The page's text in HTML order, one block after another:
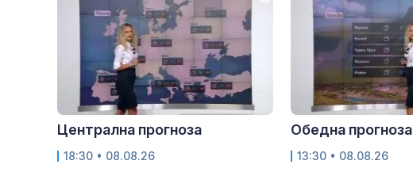
Централна прогноза
18:30 • 08.08.26
Обедна прогноза
13:30 • 08.08.26